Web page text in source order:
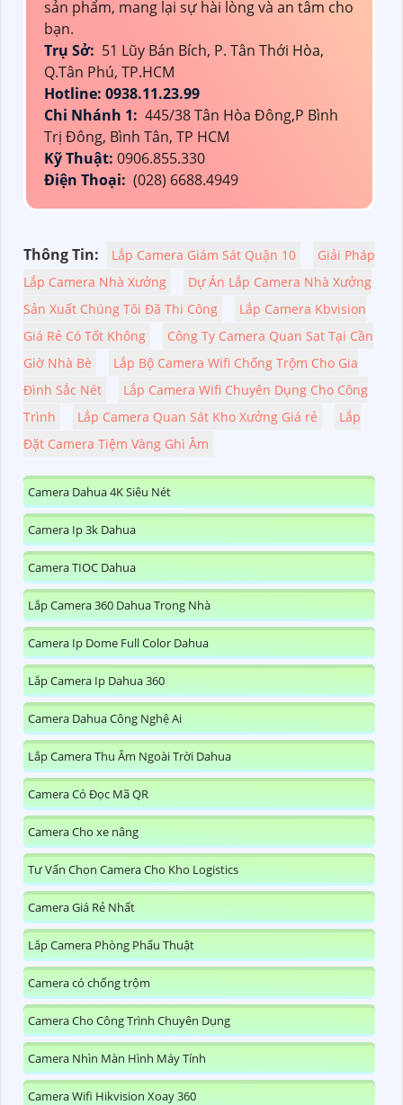
sản phẩm, mang lại sự hài lòng và an tâm cho
bạn.
Trụ Sở: 51 Lũy Bán Bích, P. Tân Thới Hòa,
Q.Tân Phú, TP.HCM
Hotline: 0938.11.23.99
Chi Nhánh 1: 445/38 Tân Hòa Đông,P Bình
Trị Đông, Bình Tân, TP HCM
Kỹ Thuật: 0906.855.330
Điện Thoại: (028) 6688.4949
Thông Tin: Lắp Camera Giám Sát Quận 10
Giải Pháp
Lắp Camera Nhà Xưởng
Dự Án Lắp Camera Nhà Xưởng
Sản Xuất Chúng Tôi Đã Thi Công
Lắp Camera Kbvision
Giá Rẻ Có Tốt Không
Công Ty Camera Quan Sat Tại Cần
Giờ Nhà Bè
Lắp Bộ Camera Wifi Chống Trộm Cho Gia
Đình Sắc Nét
Lắp Camera Wifi Chuyên Dụng Cho Công
Trình
Lắp Camera Quan Sát Kho Xưởng Giá rẻ
Lắp
Đặt Camera Tiệm Vàng Ghi Âm
Camera Dahua 4K Siêu Nét
Camera Ip 3k Dahua
Camera TIOC Dahua
Lắp Camera 360 Dahua Trong Nhà
Camera Ip Dome Full Color Dahua
Lắp Camera Ip Dahua 360
Camera Dahua Công Nghệ Ai
Lắp Camera Thu Âm Ngoài Trời Dahua
Camera Có Đọc Mã QR
Camera Cho xe nâng
Tư Vấn Chọn Camera Cho Kho Logistics
Camera Giá Rẻ Nhất
Lắp Camera Phòng Phẩu Thuật
Camera có chống trộm
Camera Cho Công Trình Chuyên Dụng
Camera Nhìn Màn Hình Máy Tính
Camera Wifi Hikvision Xoay 360